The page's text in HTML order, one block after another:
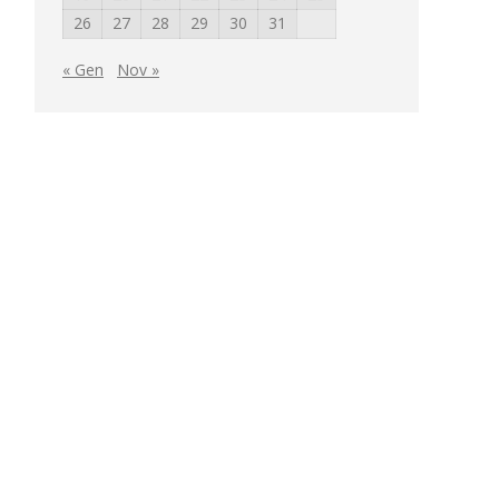
26
27 28 29 30 31
« Gen Nov »